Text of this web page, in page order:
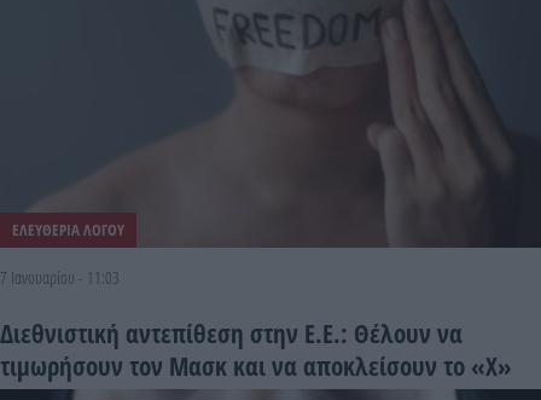
ΕΛΕΥΘΕΡΙΑ ΛΟΓΟΥ
7 Ιανουαρίου - 11:03
Διεθνιστική αντεπίθεση στην Ε.Ε.: Θέλουν να
τιμωρήσουν τον Μασκ και να αποκλείσουν το «Χ»